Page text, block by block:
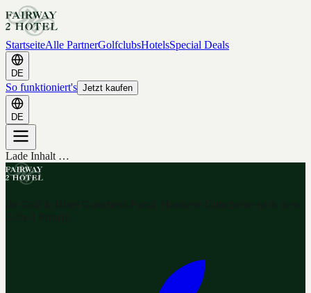
StartseiteAlle PartnerGolfclubsHotelsSpecial Deals
DE
So funktioniert's Jetzt kaufen
DE
Lade Inhalt …